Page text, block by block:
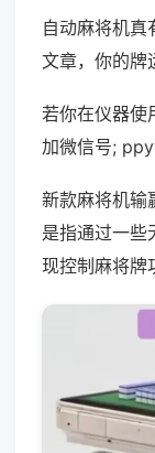
自动麻将机真
文章，你的牌
若你在仪器使
加微信号;
新款麻将机输
是指通过一些
现控制麻将牌